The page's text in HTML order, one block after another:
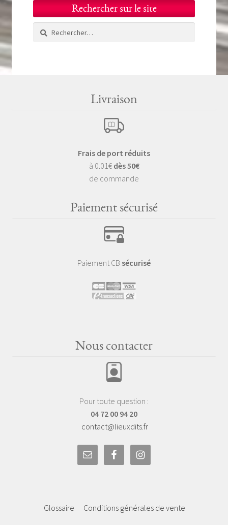
Rechercher sur le site
Rechercher :
Livraison
Frais de port réduits
à 0.01€ dès 50€
de commande
Paiement sécurisé
Paiement CB sécurisé
Nous contacter
Pour toute question :
04 72 00 94 20
contact@lieuxdits.fr
Glossaire Conditions générales de vente